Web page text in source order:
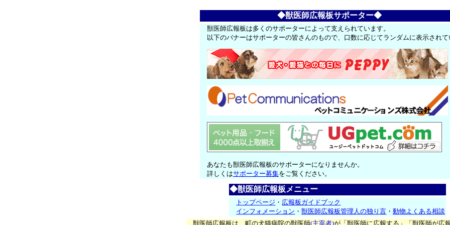
◆獣医師広報板サポーター◆
獣医師広報板は多くのサポーターによって支えられています。
以下のバナーはサポーターの皆さんのもので、口数に応じてランダムに表示されて
あなたも獣医師広報板のサポーターになりませんか。
詳しくはサポーター募集をご覧ください。
◆獣医師広報板メニュー
トップページ ・ 広報板ガイドブック
インフォメーション ・獣医師広報板管理人の独り言 ・動物よくある相談
獣医師広報板は、町の犬猫病院の獣医師(主宰者)が「獣医師に広報する」「獣医師が広報